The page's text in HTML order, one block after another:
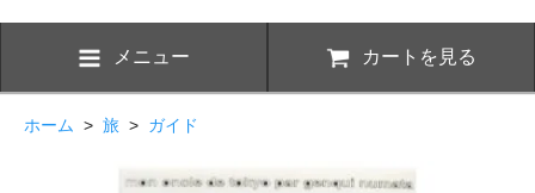
メニュー カートを見る
ホーム > 旅 > ガイド